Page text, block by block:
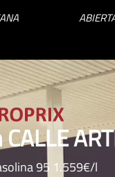
95 1.559€/l